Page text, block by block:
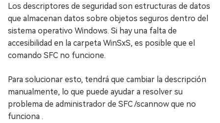
Los descriptores de seguridad son estructuras de datos
que almacenan datos sobre objetos seguros dentro del
sistema operativo Windows. Si hay una falta de
accesibilidad en la carpeta WinSxS, es posible que el
comando SFC no funcione.
Para solucionar esto, tendrá que cambiar la descripción
manualmente, lo que puede ayudar a resolver su
problema de administrador de SFC /scannow que no
funciona .